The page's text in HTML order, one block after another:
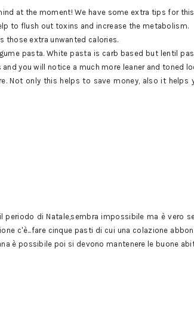
at the moment! We have some extra tips for
to flush out toxins and increase the metabolism.
those extra unwanted calories.
pasta. White pasta is carb based but lentil
you will notice a much more leaner and toned
Not only this helps to save money, also it
periodo di Natale,sembra impossibile ma è vero
c'è...fare cinque pasti di cui una colazione
è possibile poi si devono mantenere le buone